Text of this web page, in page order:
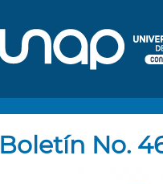
Boletín No.